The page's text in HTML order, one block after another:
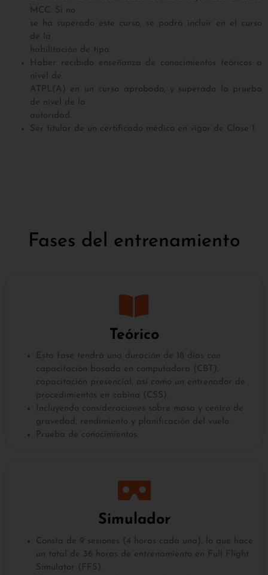
MCC. Si no
se ha superado este curso, se podrá incluir en el curso
de la
habilitación de tipo.
Haber recibido enseñanza de conocimientos teóricos a
nivel de
ATPL(A) en un curso aprobado, y superado la prueba
de nivel de la
autoridad.
Ser titular de un certificado médico en vigor de Clase 1.
Fases del entrenamiento
Teórico
Esta fase tendrá una duración de 18 días con
capacitación basada en computadora (CBT),
capacitación presencial, así como un entrenador de
procedimientos en cabina (CSS).
Incluyendo consideraciones sobre masa y centro de
gravedad, rendimiento y planificación del vuelo.
Prueba de conocimientos.
Simulador
Consta de 9 sesiones (4 horas cada una), lo que hace
un total de 36 horas de entrenamiento en Full Flight
Simulator (FFS).